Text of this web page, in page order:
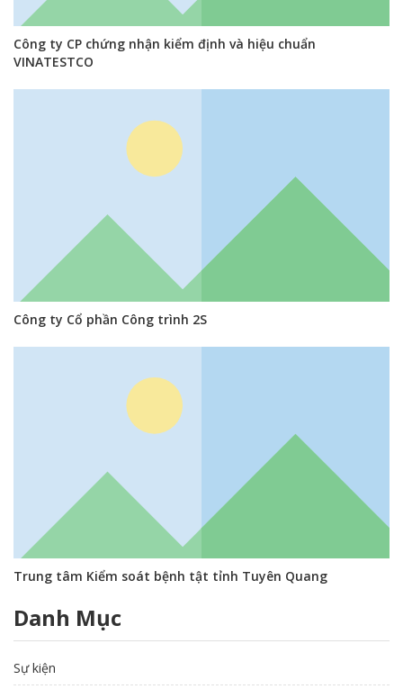
Công ty CP chứng nhận kiểm định và hiệu chuẩn
VINATESTCO
Công ty Cổ phần Công trình 2S
Trung tâm Kiểm soát bệnh tật tỉnh Tuyên Quang
Danh Mục
Sự kiện